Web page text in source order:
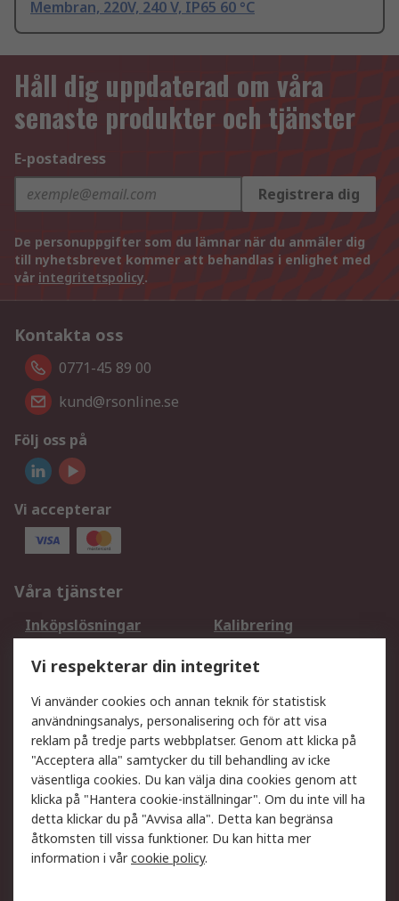
Membran, 220V, 240 V, IP65 60 °C
Håll dig uppdaterad om våra
senaste produkter och tjänster
E-postadress
Registrera dig
De personuppgifter som du lämnar när du anmäler dig
till nyhetsbrevet kommer att behandlas i enlighet med
vår integritetspolicy.
Kontakta oss
0771-45 89 00
kund@rsonline.se
Följ oss på
Vi accepterar
Våra tjänster
Inköpslösningar
Kalibrering
DesignSpark
Teknisk Support
Ditt lokala säljteam
Exportlösningar
Support
Få hjälp
Retur av varor
Leverans
Spåra din order
Begär en fakturakopi
Fördelar med RS-konto
Betalningsalternativ
Vi respekterar din integritet
Vi använder cookies och annan teknik för statistisk
användningsanalys, personalisering och för att visa
reklam på tredje parts webbplatser. Genom att klicka på
"Acceptera alla" samtycker du till behandling av icke
väsentliga cookies. Du kan välja dina cookies genom att
klicka på "Hantera cookie-inställningar". Om du inte vill ha
detta klickar du på "Avvisa alla". Detta kan begränsa
åtkomsten till vissa funktioner. Du kan hitta mer
information i vårcookie policy.